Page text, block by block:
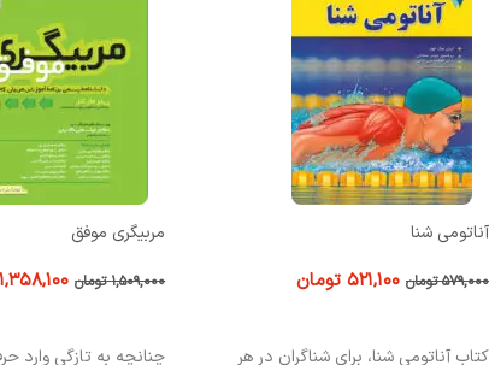
مربیگری موفق
۱,۵۰۹,۰۰۰ تومان ۱,۳۵۸,۱۰۰ تومان
چنانچه به تازگي وارد حرفة مربيگري شده ايد،
طراحی تمرینات مقاومتی
۵۰۹,۰۰۰ تومان ۴۵۸,۱۰۰
کتاب « طراحی تمرینات